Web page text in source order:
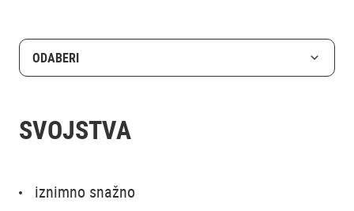
ODABERI
SVOJSTVA
iznimno snažno